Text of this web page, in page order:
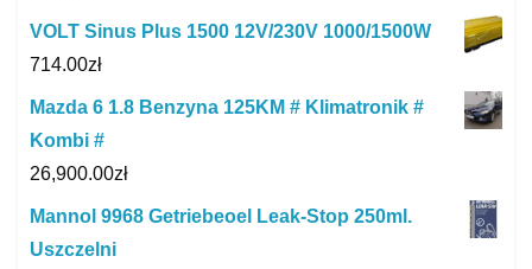
VOLT Sinus Plus 1500 12V/230V 1000/1500W
714.00zł
Mazda 6 1.8 Benzyna 125KM # Klimatronik #
Kombi #
26,900.00zł
Mannol 9968 Getriebeoel Leak-Stop 250ml.
Uszczelni